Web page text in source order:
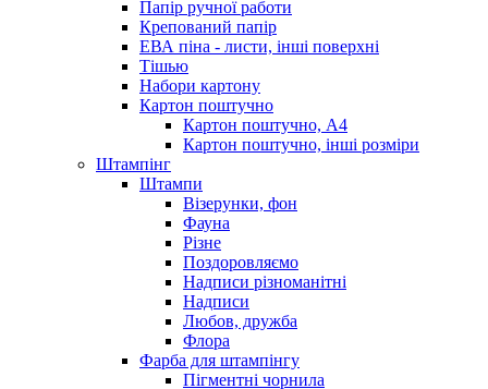
Папір ручної работи
Крепований папір
ЕВА піна - листи, інші поверхні
Тішью
Набори картону
Картон поштучно
Картон поштучно, А4
Картон поштучно, інші розміри
Штампінг
Штампи
Візерунки, фон
Фауна
Різне
Поздоровляємо
Надписи різноманітні
Надписи
Любов, дружба
Флора
Фарба для штампінгу
Пігментні чорнила